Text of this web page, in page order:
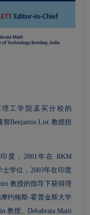
工学院孟买分校的
替Benjamin List 教授担
度，2001年在 RKM
士学位，2003年在印度
教授的指导下获得理
约翰斯-霍普金斯大学
教授。Debabrata Maiti